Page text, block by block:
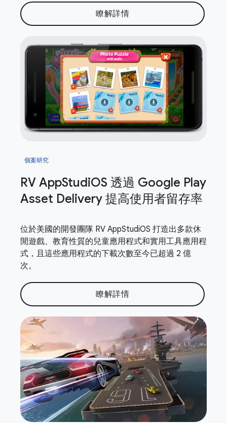
瞭解詳情
個案研究
RV AppStudiOS 透過 Google Play
Asset Delivery 提高使用者留存率
位於美國的開發團隊 RV AppStudiOS 打造出多款休
閒遊戲、教育性質的兒童應用程式和實用工具應用程
式，且這些應用程式的下載次數至今已超過 2 億
次。
瞭解詳情